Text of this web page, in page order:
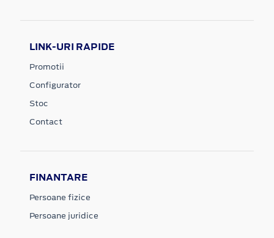
LINK-URI RAPIDE
Promotii
Configurator
Stoc
Contact
FINANTARE
Persoane fizice
Persoane juridice